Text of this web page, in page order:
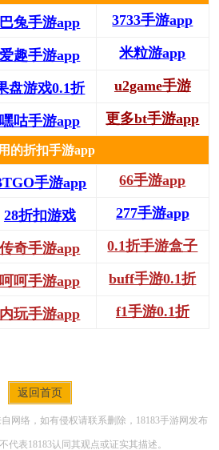
巴兔手游app 3733手游app
爱趣手游app 米粒游app
盘游戏0.1折 u2game手游
嘿咕手游app 更多bt手游app
的折扣手游app
手游app 66手游app
28折扣游戏 277手游app
传奇手游app 0.1折手游盒子
呵呵手游app buff手游0.1折
内玩手游app f1手游0.1折
返回首页
网络，如有侵权请联系删除，18183手游网发布
代表18183认同其观点或证实其描述。